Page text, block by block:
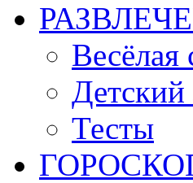
Весёлая
Детский
Тесты